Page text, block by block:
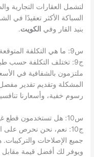
لتشمل العقارات التجارية
السباكة الأكثر تعقيدًا في
بنيد القار وفي الكويت.
س9: ما هي التكلفة المتوقعة لخدماتكم؟
ج9: تختلف التكلفة حسب
ملتزمون بالشفافية في
المشكلة وتقديم تقدير
رسوم خفية، وأسعارنا
س10: هل تستخدمون قطع غيار أصلية في الإصلاحات؟
ج10: نعم، نحن نحرص على
جميع الإصلاحات
ويوفر لك أفضل قيمة مقابل